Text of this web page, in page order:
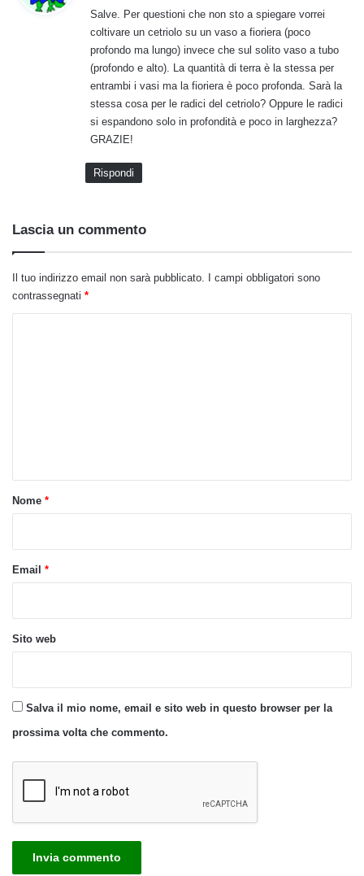
e
t
t
o
:
Salve. Per questioni che non sto a spiegare vorrei
coltivare un cetriolo su un vaso a fioriera (poco
profondo ma lungo) invece che sul solito vaso a tubo
(profondo e alto). La quantità di terra è la stessa per
entrambi i vasi ma la fioriera è poco profonda. Sarà la
stessa cosa per le radici del cetriolo? Oppure le radici
si espandono solo in profondità e poco in larghezza?
GRAZIE!
Rispondi
Lascia un commento
Il tuo indirizzo email non sarà pubblicato.
I campi obbligatori sono
contrassegnati *
oNome *
Email *
Sito web
Salva il mio nome, email e sito web in questo browser per la
prossima volta che commento.